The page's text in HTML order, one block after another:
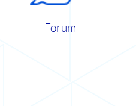
Forum